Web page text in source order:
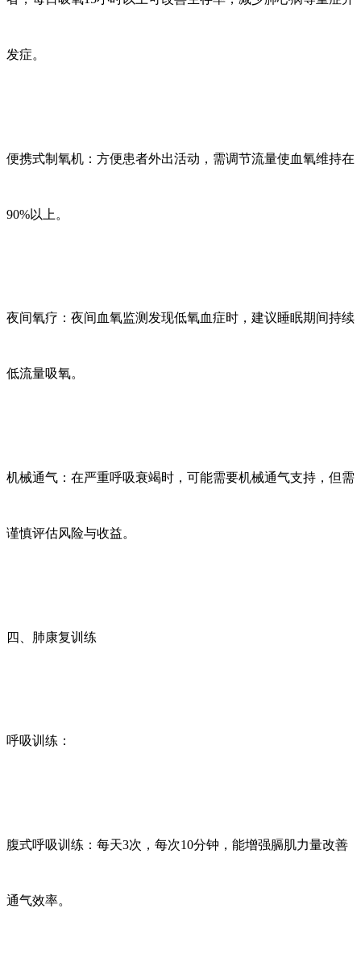
发症。
便携式制氧机：方便患者外出活动，需调节流量使血氧维持在
90%以上。
夜间氧疗：夜间血氧监测发现低氧血症时，建议睡眠期间持续
低流量吸氧。
机械通气：在严重呼吸衰竭时，可能需要机械通气支持，但需
谨慎评估风险与收益。
四、肺康复训练
呼吸训练：
腹式呼吸训练：每天3次，每次10分钟，能增强膈肌力量改善
通气效率。